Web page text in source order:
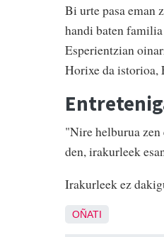
Bi urte pasa eman
handi baten
Esperientzian
Horixe da istorioa,
"Nire helburua
den, irakurleek
Irakurleek ez
OÑATI